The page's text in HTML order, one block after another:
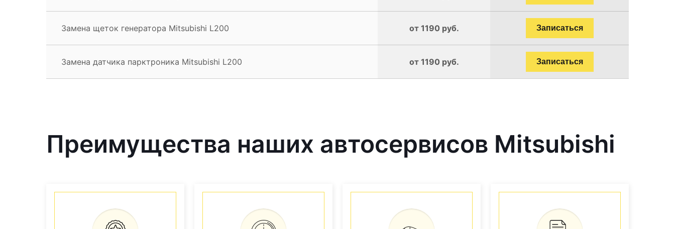
Замена щеток генератора Mitsubishi L200 от 1190 руб. Записаться
Замена датчика парктроника Mitsubishi L200 от 1190 руб. Записаться
Преимущества наших автосервисов Mitsubishi